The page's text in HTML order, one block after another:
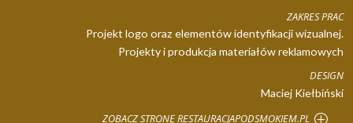
ZAKRES PRAC
Projekt logo oraz elementów identyfikacji wizualnej.
Projekty i produkcja materiałów reklamowych
DESIGN
Maciej Kiełbiński
ZOBACZ STRONĘ RESTAURACJAPODSMOKIEM.PL